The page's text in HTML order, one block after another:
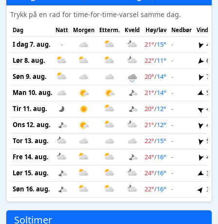
Trykk på en rad for time-for-time-varsel samme dag.
Dag Natt Morgen Etterm. Kveld Høy/lav Nedbør Vind
I dag 7. aug. - 21°/15° -
4
Lør 8. aug.
22°/11° -
6
Søn 9. aug.
20°/14° -
7
Man 10. aug.
21°/14° -
5
Tir 11. aug.
20°/12° -
4
Ons 12. aug.
21°/12° -
4
Tor 13. aug.
22°/15° -
5
Fre 14. aug.
24°/16° -
4
Lør 15. aug.
24°/16° -
3
Søn 16. aug.
22°/16° - 3
Soltimer